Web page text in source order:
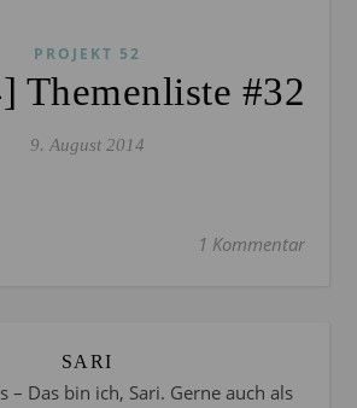
PROJEKT 52
Themenliste #32
9. August 2014
1 Kommentar
SARI
– Das bin ich, Sari. Gerne auch als